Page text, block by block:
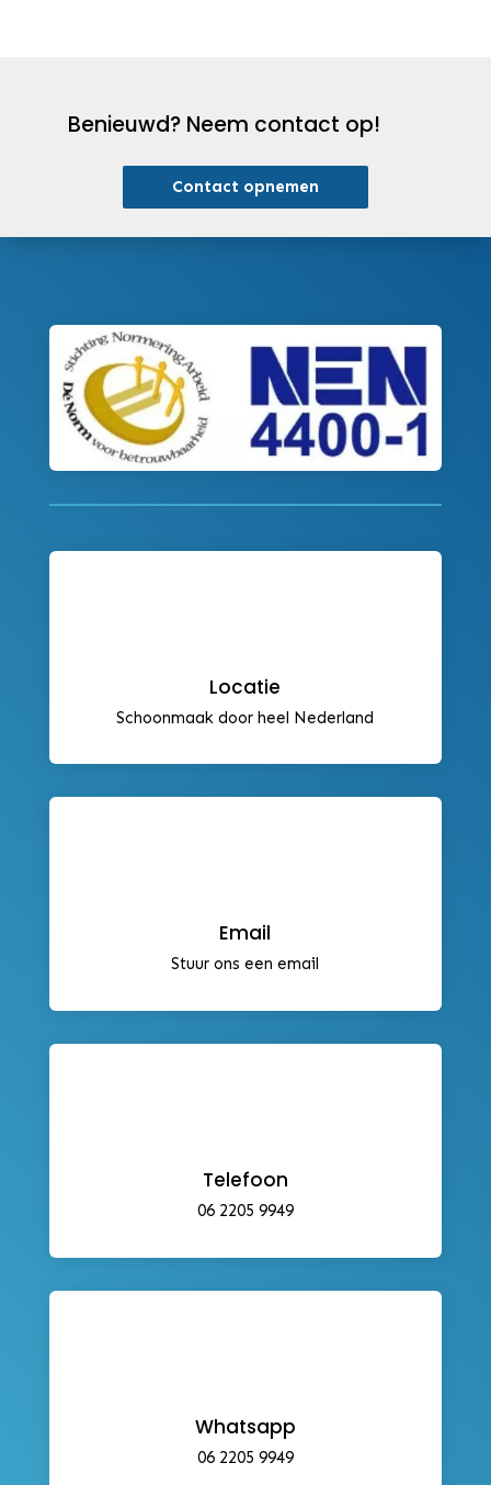
Benieuwd? Neem contact op!
Contact opnemen
Locatie
Schoonmaak door heel Nederland
Email
Stuur ons een email
Telefoon
06 2205 9949
Whatsapp
06 2205 9949